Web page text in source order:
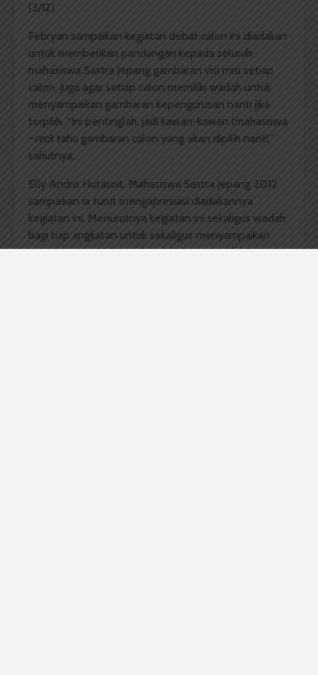
(3/12).
Febryan sampaikan kegiatan debat calon ini diadakan
untuk memberikan pandangan kepada seluruh
mahasiswa Sastra Jepang gambaran visi misi setiap
calon. Juga agar setiap calon memiliki wadah untuk
menyampaikan gambaran kepengurusan nanti jika
terpilih. “Ini pentinglah, jadi kawan-kawan (mahasiswa
–red) tahu gambaran calon yang akan dipilih nanti,”
sahutnya.
Elly Andro Hutasoit, Mahasiswa Sastra Jepang 2012
sampaikan ia turut mengapresiasi diadakannya
kegiatan ini. Menurutnya kegiatan ini sekaligus wadah
bagi tiap angkatan untuk sekaligus menyampaikan
apa yang menjadi masalah di kalangan mahasiswa